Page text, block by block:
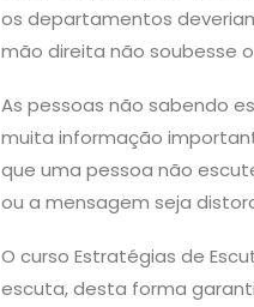
os departamentos
mão direita não soubesse
As pessoas não sabendo
muita informação
que uma pessoa não
ou a mensagem seja
O curso Estratégias de
escuta, desta forma